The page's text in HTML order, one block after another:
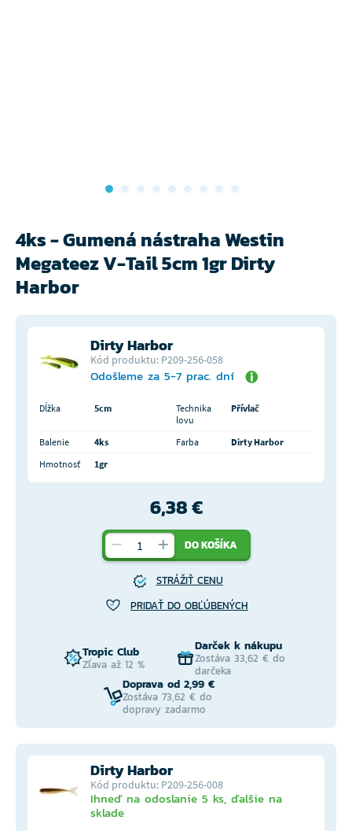
4ks - Gumená nástraha Westin
Megateez V-Tail 5cm 1gr Dirty
Harbor
Dirty Harbor
Kód produktu: P209-256-058
Odošleme za 5-7 prac. dní
Dĺžka 5cm
Technika
lovu
Přívlač
Balenie 4ks Farba
Dirty Harbor
Hmotnosť
1gr
6,38 €
DO KOŠÍKA
STRÁŽIŤ CENU
PRIDAŤ DO OBĽÚBENÝCH
Tropic Club
Zľava až 12 %
Darček k nákupu
Zostáva 33,62 € do
darčeka
Doprava od 2,99 €
Zostáva 73,62 € do
dopravy zadarmo
Dirty Harbor
Kód produktu: P209-256-008
Ihneď na odoslanie 5 ks, ďalšie na
sklade